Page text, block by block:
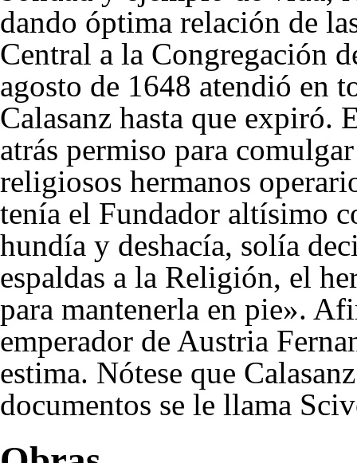
dando óptima relación de
Central a la Congregación
agosto de 1648 atendió en
Calasanz hasta que expiró.
atrás permiso para
religiosos hermanos
tenía el Fundador altísimo
hundía y deshacía, solía
espaldas a la Religión, el
para mantenerla en pie».
emperador de Austria
estima. Nótese que
documentos se le llama